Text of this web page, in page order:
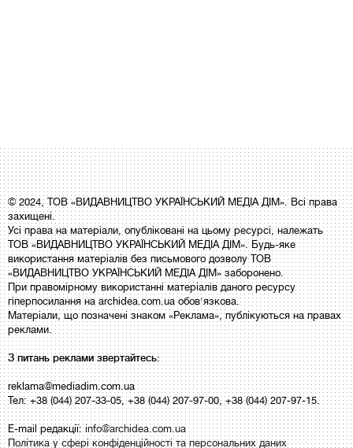
© 2024, ТОВ «ВИДАВНИЦТВО УКРАЇНСЬКИЙ МЕДІА ДІМ». Всі права
захищені.
Усі права на матеріали, опубліковані на цьому ресурсі, належать
ТОВ «ВИДАВНИЦТВО УКРАЇНСЬКИЙ МЕДІА ДІМ». Будь-яке
використання матеріалів без письмового дозволу ТОВ
«ВИДАВНИЦТВО УКРАЇНСЬКИЙ МЕДІА ДІМ» заборонено.
При правомірному використанні матеріалів даного ресурсу
гіперпосилання на archidea.com.ua обов'язкова.
Матеріали, що позначені знаком «Реклама», публікуються на правах
реклами.
З питань реклами звертайтесь:
reklama@mediadim.com.ua
Тел: +38 (044) 207-33-05, +38 (044) 207-97-00, +38 (044) 207-97-15.
E-mail редакції:info@archidea.com.ua
Політика у сфері конфіденційності та персональних даних